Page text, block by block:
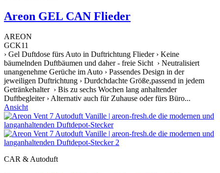
Areon GEL CAN Flieder
AREON
GCK11
› Gel Duftdose fürs Auto in Duftrichtung Flieder › Keine
bäumelnden Duftbäumen und daher - freie Sicht › Neutralisiert
unangenehme Gerüche im Auto › Passendes Design in der
jeweiligen Duftrichtung › Durdchdachte Größe,passend in jedem
Getränkehalter › Bis zu sechs Wochen lang anhaltender
Duftbegleiter › Alternativ auch für Zuhause oder fürs Büro...
Ansicht
CAR & Autoduft